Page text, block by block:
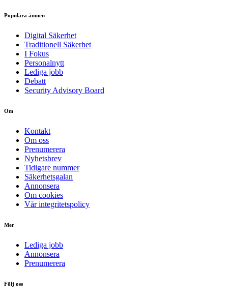
Populära ämnen
Digital Säkerhet
Traditionell Säkerhet
I Fokus
Personalnytt
Lediga jobb
Debatt
Security Advisory Board
Om
Kontakt
Om oss
Prenumerera
Nyhetsbrev
Tidigare nummer
Säkerhetsgalan
Annonsera
Om cookies
Vår integritetspolicy
Mer
Lediga jobb
Annonsera
Prenumerera
Följ oss